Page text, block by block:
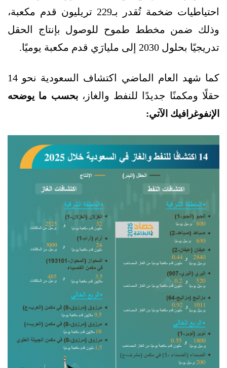
احتياطيات ضخمة تُقدر بـ229 تريليون قدم مكعبة،
وذلك ضمن مخطط طموح للوصول بإنتاج الحقل
تدريجيًا بحلول 2030 إلى مليارَي قدم مكعبة يوميًا.
كما شهد العام الماضي اكتشاف السعودية نحو 14
حقلًا ومكمنًا جديدًا للنفط والغاز،بحسب ما يوضحه
الإنفوغرافيك الآتي: